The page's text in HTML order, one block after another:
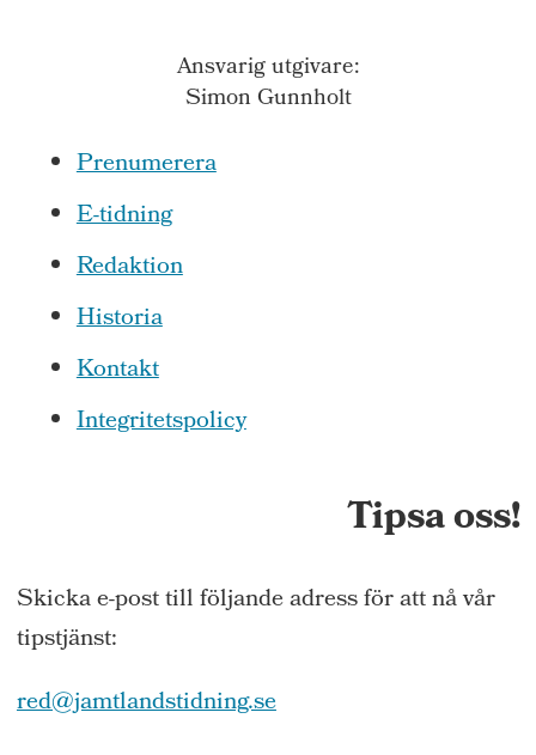
Ansvarig utgivare:
Simon Gunnholt
Prenumerera
E-tidning
Redaktion
Historia
Kontakt
Integritetspolicy
Tipsa oss!
Skicka e-post till följande adress för att nå vår
tipstjänst:
red@jamtlandstidning.se